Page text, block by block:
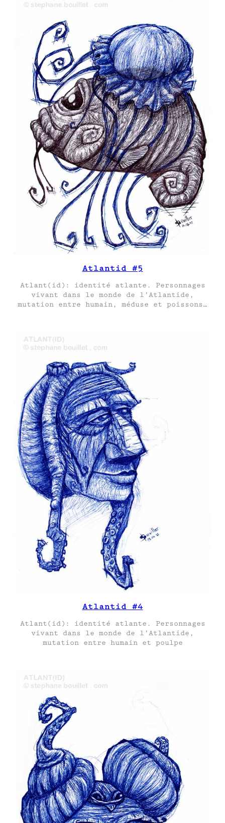
Atlantid #5
Atlant(id): identité atlante. Personnages
vivant dans le monde de l’Atlantide,
mutation entre humain, méduse et poissons…
Atlantid #4
Atlant(id): identité atlante. Personnages
vivant dans le monde de l’Atlantide,
mutation entre humain et poulpe